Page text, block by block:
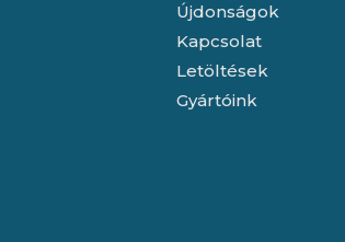
Újdonságok
Kapcsolat
Letöltések
Gyártóink